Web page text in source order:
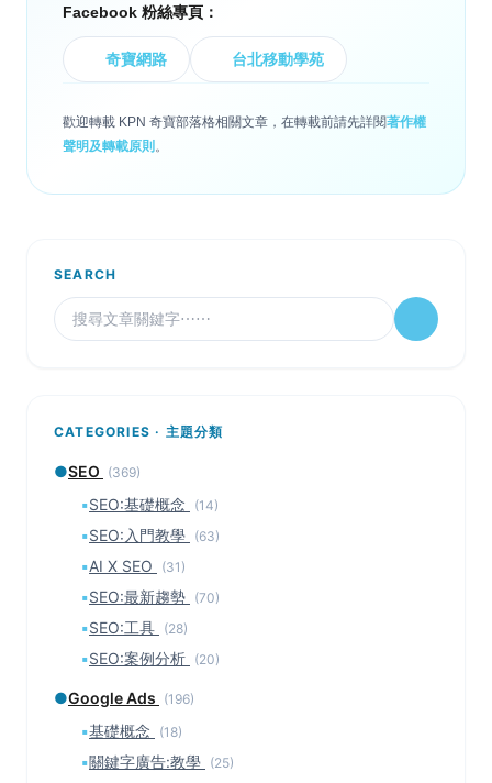
Facebook 粉絲專頁：
奇寶網路 台北移動學苑
歡迎轉載 KPN 奇寶部落格相關文章，在轉載前請先詳閱著作權
聲明及轉載原則 。
SEARCH
CATEGORIES · 主題分類
●SEO (369)
▪SEO:基礎概念 (14)
▪SEO:入門教學 (63)
▪AI X SEO (31)
▪SEO:最新趨勢 (70)
▪SEO:工具 (28)
▪SEO:案例分析 (20)
●Google Ads (196)
▪基礎概念 (18)
▪關鍵字廣告:教學 (25)